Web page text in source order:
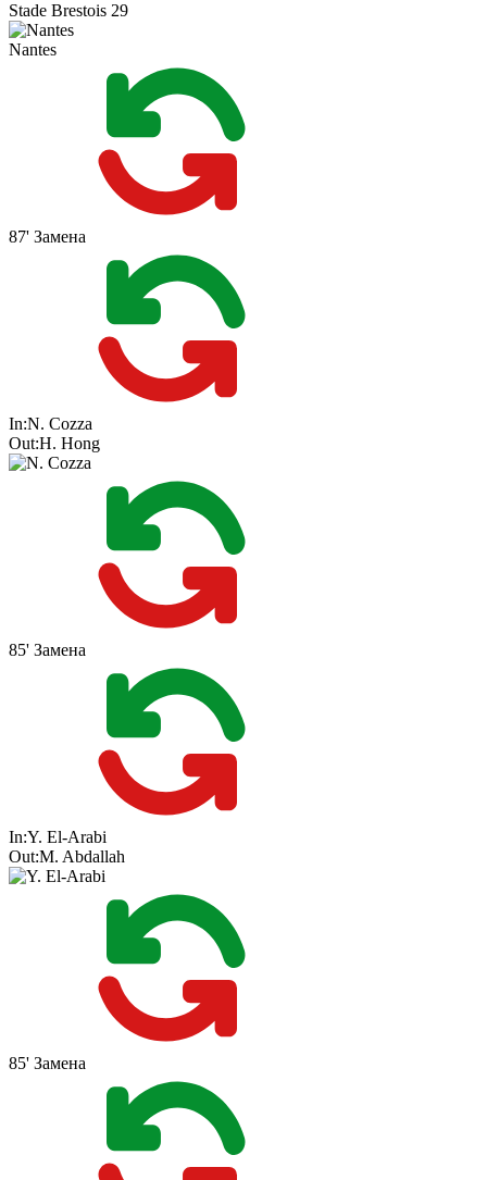
Stade Brestois 29
Nantes
87' Замена
In:N. Cozza
Out:H. Hong
85' Замена
In:Y. El-Arabi
Out:M. Abdallah
85' Замена